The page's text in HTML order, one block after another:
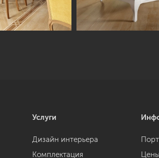
Услуги
Дизайн интерьера
Комплектация
Цены